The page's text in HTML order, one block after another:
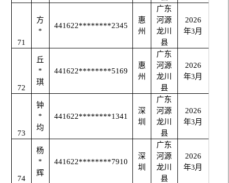
71
方
*
441622********2345
惠
州
广东
河源
龙川
县
2026
年3月
72
丘
*
琪
441622********5169
惠
州
广东
河源
龙川
县
2026
年3月
73
钟
*
均
441622********1341
深
圳
广东
河源
龙川
县
2026
年3月
74
杨
*
辉
441622********7910
深
圳
广东
河源
龙川
县
2026
年3月